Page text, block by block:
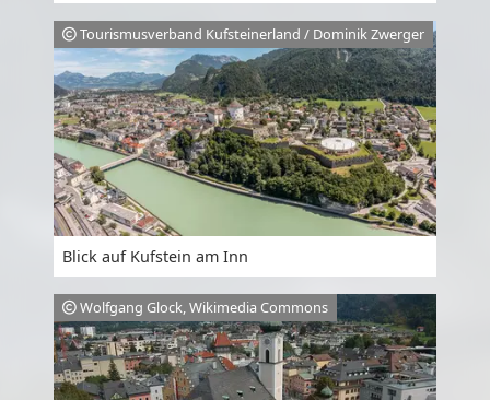
Tourismusverband Kufsteinerland / Dominik Zwerger
Blick auf Kufstein am Inn
Wolfgang Glock, Wikimedia Commons